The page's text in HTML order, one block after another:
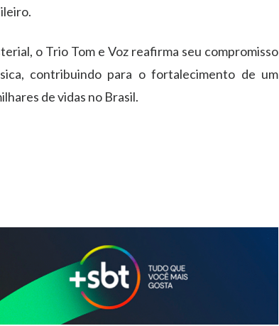
o Trio Tom e Voz reafirma seu compromisso
contribuindo para o fortalecimento de um
de vidas no Brasil.